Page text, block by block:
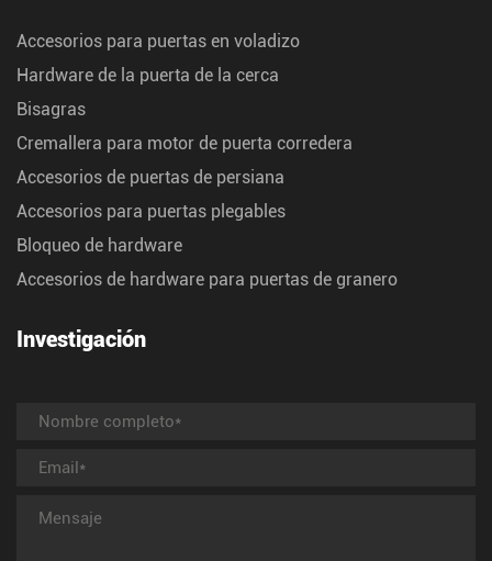
Accesorios para puertas en voladizo
Hardware de la puerta de la cerca
Bisagras
Cremallera para motor de puerta corredera
Accesorios de puertas de persiana
Accesorios para puertas plegables
Bloqueo de hardware
Accesorios de hardware para puertas de granero
Investigación